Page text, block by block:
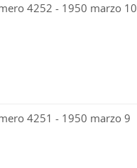
4252 - 1950 marzo 10
4251 - 1950 marzo 9